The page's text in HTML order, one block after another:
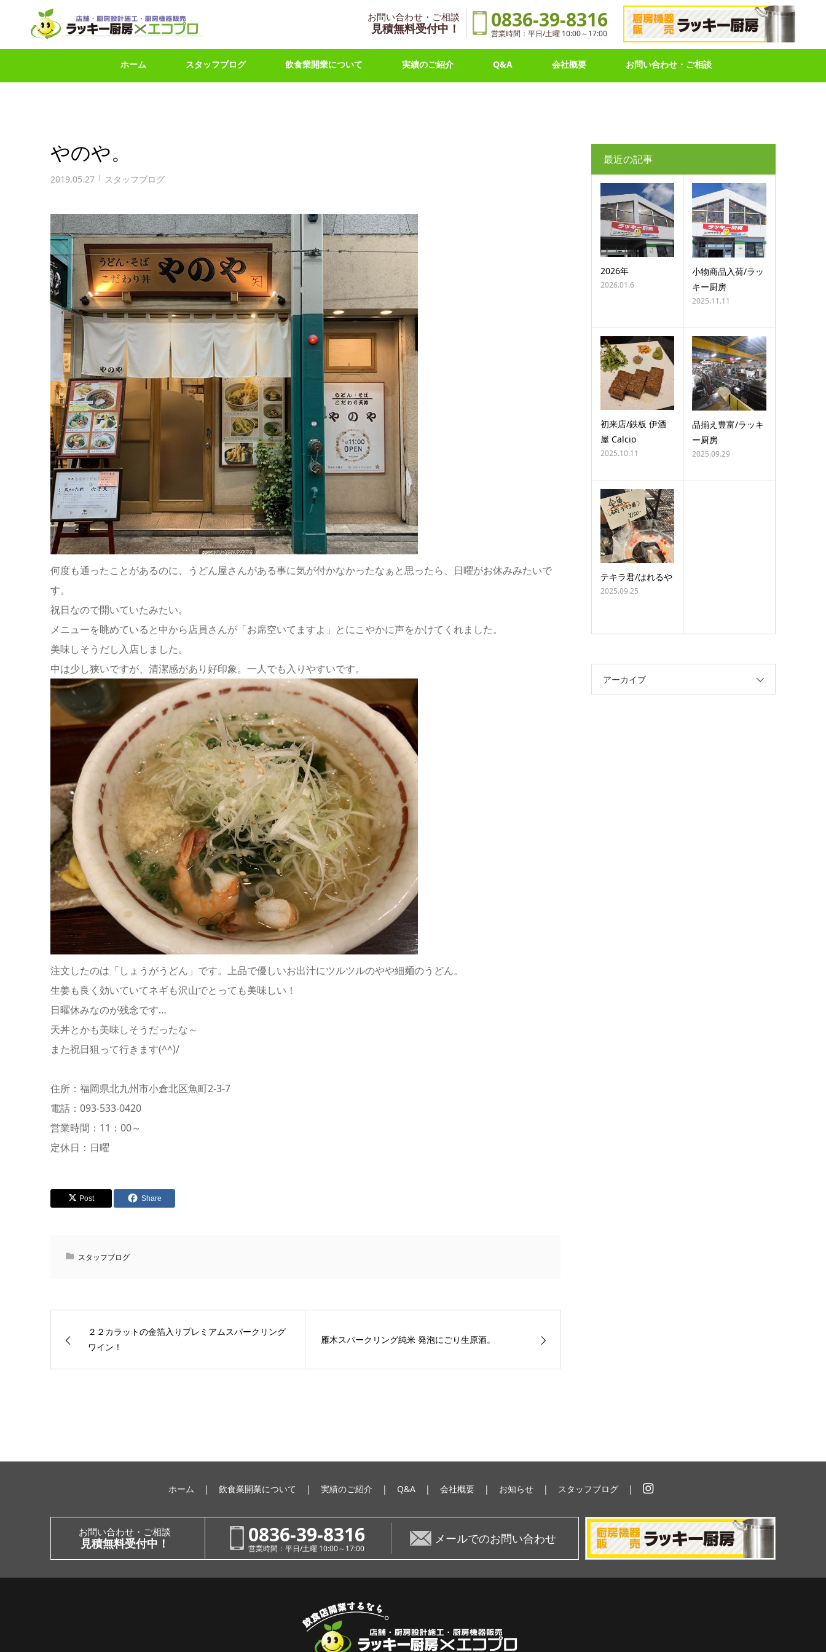
お問い合わせ・ご相談
見積無料受付中！ 0836-39-8316
営業時間：平日/土曜 10:00～17:00
ホーム スタッフブログ 飲食業開業について 実績のご紹介 Q&A 会社概要 お問い合わせ・ご相談
やのや。
2019.05.27 スタッフブログ
何度も通ったことがあるのに、うどん屋さんがある事に気が付かなかったなぁと思ったら、日曜がお休みみたいで
す。
祝日なので開いていたみたい。
メニューを眺めていると中から店員さんが「お席空いてますよ」とにこやかに声をかけてくれました。
美味しそうだし入店しました。
中は少し狭いですが、清潔感があり好印象。一人でも入りやすいです。
注文したのは「しょうがうどん」です。上品で優しいお出汁にツルツルのやや細麺のうどん。
生姜も良く効いていてネギも沢山でとっても美味しい！
日曜休みなのが残念です…
天丼とかも美味しそうだったな～
また祝日狙って行きます(^^)/
住所：福岡県北九州市小倉北区魚町2-3-7
電話：093-533-0420
営業時間：11：00～
定休日：日曜
Post Share
スタッフブログ
２２カラットの金箔入りプレミアムスパークリング
ワイン！
雁木スパークリング純米 発泡にごり生原酒。
最近の記事
2026年
2026.01.6
小物商品入荷/ラッ
キー厨房
2025.11.11
初来店/鉄板 伊酒
屋 Calcio
2025.10.11
品揃え豊富/ラッキ
ー厨房
2025.09.29
テキラ君/はれるや
2025.09.25
アーカイブ
ホーム 飲食業開業について 実績のご紹介 Q&A 会社概要 お知らせ
スタッフブログ
ス
タ
グ
ラ
お問い合わせ・ご相談
見積無料受付中！ 0836-39-8316
営業時間：平日/土曜 10:00～17:00
メールでのお問い合わせ